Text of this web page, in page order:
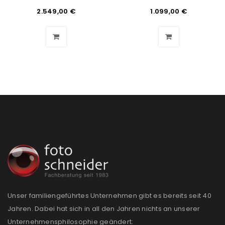
Benutzername oder E-Mail-Adresse
PASSWORT VERGESSEN?
E-Mail-Adresse
2.549,00 € 1.099,00 €
Unser familiengeführtes Unternehmen gibt es bereits seit 40
Jahren. Dabei hat sich in all den Jahren nichts an unserer
Unternehmensphilosophie geändert: